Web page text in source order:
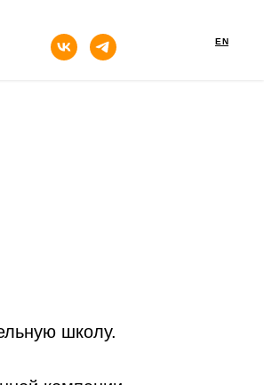
EN
школу.